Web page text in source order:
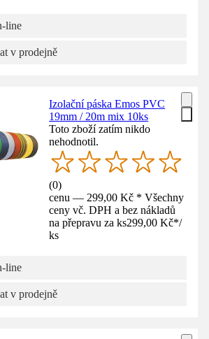
line
v prodejně
Izolační páska Emos PVC
19mm / 20m mix 10ks
Toto zboží zatím nikdo
nehodnotil.
(0)
cenu — 299,00 Kč * Všechny
ceny vč. DPH a bez nákladů
na přepravu za ks299,00 Kč*/
ks
line
v prodejně